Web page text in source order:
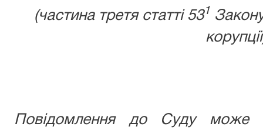
(частина третя статті 531
Повідомлення до Суду може